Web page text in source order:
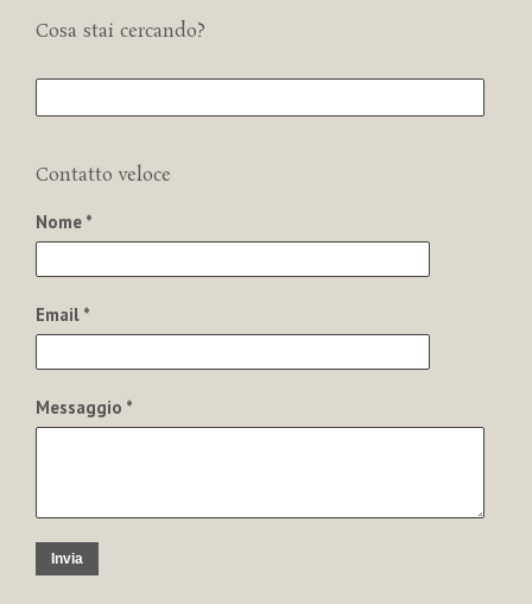
Cosa stai cercando?
Contatto veloce
Nome *
Email *
Messaggio *
Invia